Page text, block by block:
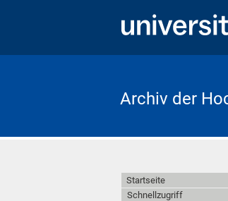
Archiv der
Startseite
Schnellzugriff